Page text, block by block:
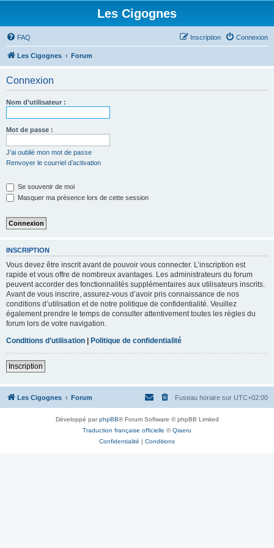
Les Cigognes
FAQ Connexion
Inscription
Les Cigognes Forum
Connexion
Nom d’utilisateur :
Mot de passe :
J’ai oublié mon mot de passe
Renvoyer le courriel d’activation
Se souvenir de moi
Masquer ma présence lors de cette session
INSCRIPTION
Vous devez être inscrit avant de pouvoir vous connecter. L’inscription est
rapide et vous offre de nombreux avantages. Les administrateurs du forum
peuvent accorder des fonctionnalités supplémentaires aux utilisateurs inscrits.
Avant de vous inscrire, assurez-vous d’avoir pris connaissance de nos
conditions d’utilisation et de notre politique de confidentialité. Veuillez
également prendre le temps de consulter attentivement toutes les règles du
forum lors de votre navigation.
Conditions d’utilisation | Politique de confidentialité
Inscription
Les Cigognes Forum Fuseau horaire sur UTC+02:00
Développé parphpBB® Forum Software © phpBB Limited
Traduction française officielle ©Qiaeru
Confidentialité | Conditions